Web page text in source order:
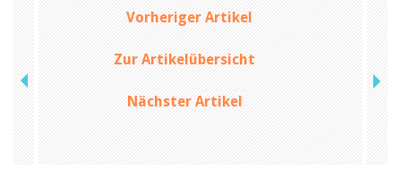
Vorheriger Artikel
Zur Artikelübersicht
Nächster Artikel